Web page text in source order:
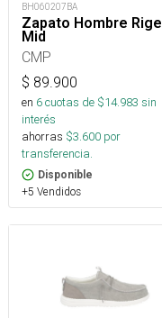
BH060207BA
Zapato Hombre Rigel
Mid
CMP
$ 89.900
en 6cuotas de $14.983 sin
interés
ahorras $3.600 por
transferencia.
Disponible
+5 Vendidos